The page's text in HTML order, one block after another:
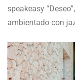
speakeasy
ambientado con